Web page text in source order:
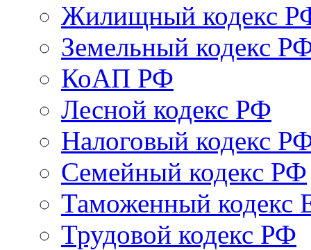
Жилищный кодекс
Земельный кодекс
КоАП РФ
Лесной кодекс РФ
Налоговый кодекс
Семейный кодекс РФ
Таможенный
Трудовой кодекс РФ